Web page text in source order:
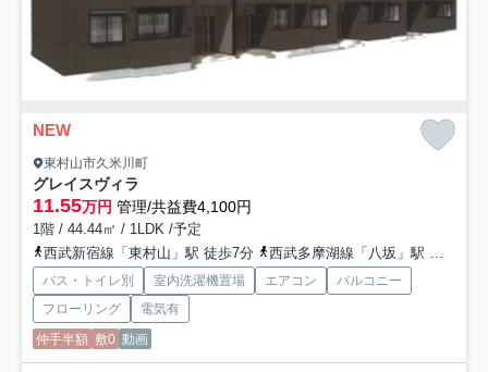
NEW
東村山市久米川町
グレイスヴィラ
11.55万円 管理/共益費4,100円
1階 / 44.44㎡ / 1LDK /予定
西武新宿線「東村山」駅 徒歩7分
西武多摩湖線「八坂」駅 徒歩28分
バス・トイレ別 室内洗濯機置場 エアコン
バルコニー
フローリング
電気有
仲手半額 敷0 動画